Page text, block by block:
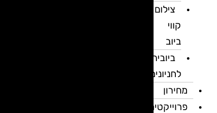
צילום
קווי
ביוב
ביובית
לחניונים
מחירון
פרוייקטים